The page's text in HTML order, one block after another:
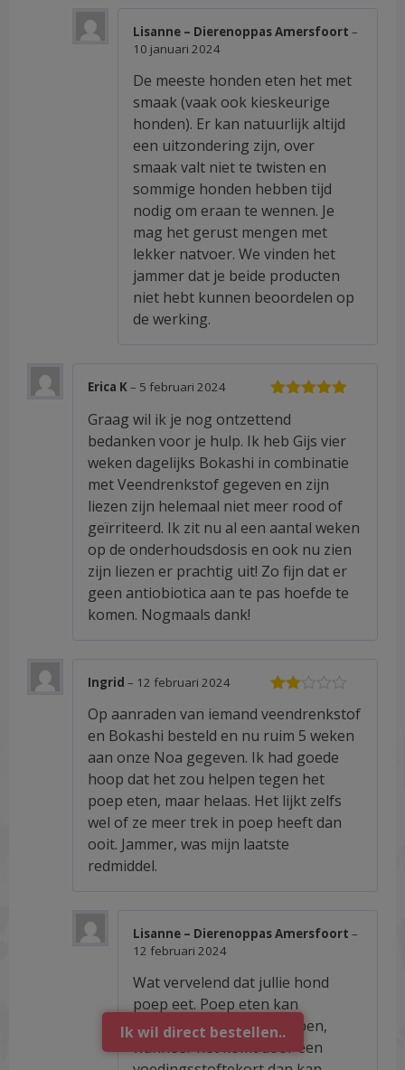
Lisanne – Dierenoppas Amersfoort–
10 januari 2024
De meeste honden eten het met
smaak (vaak ook kieskeurige
honden). Er kan natuurlijk altijd
een uitzondering zijn, over
smaak valt niet te twisten en
sommige honden hebben tijd
nodig om eraan te wennen. Je
mag het gerust mengen met
lekker natvoer. We vinden het
jammer dat je beide producten
niet hebt kunnen beoordelen op
de werking.
5uit 5
Erica K– 5 februari 2024
Graag wil ik je nog ontzettend
bedanken voor je hulp. Ik heb Gijs vier
weken dagelijks Bokashi in combinatie
met Veendrenkstof gegeven en zijn
liezen zijn helemaal niet meer rood of
geïrriteerd. Ik zit nu al een aantal weken
op de onderhoudsdosis en ook nu zien
zijn liezen er prachtig uit! Zo fijn dat er
geen antiobiotica aan te pas hoefde te
komen. Nogmaals dank!
2uit
5
Ingrid– 12 februari 2024
Op aanraden van iemand veendrenkstof
en Bokashi besteld en nu ruim 5 weken
aan onze Noa gegeven. Ik had goede
hoop dat het zou helpen tegen het
poep eten, maar helaas. Het lijkt zelfs
wel of ze meer trek in poep heeft dan
ooit. Jammer, was mijn laatste
redmiddel.
Lisanne – Dierenoppas Amersfoort–
12 februari 2024
Wat vervelend dat jullie hond
poep eet. Poep eten kan
meerdere oorzaken hebben,
wanneer het komt door een
Ik wil direct bestellen..